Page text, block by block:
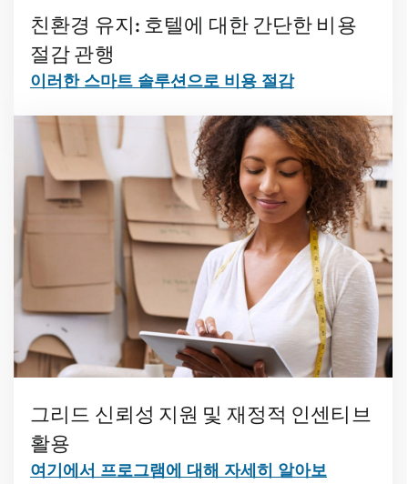
친환경 유지: 호텔에 대한 간단한 비용
절감 관행
이러한 스마트 솔루션으로 비용 절감
그리드 신뢰성 지원 및 재정적 인센티브
활용
여기에서 프로그램에 대해 자세히 알아보